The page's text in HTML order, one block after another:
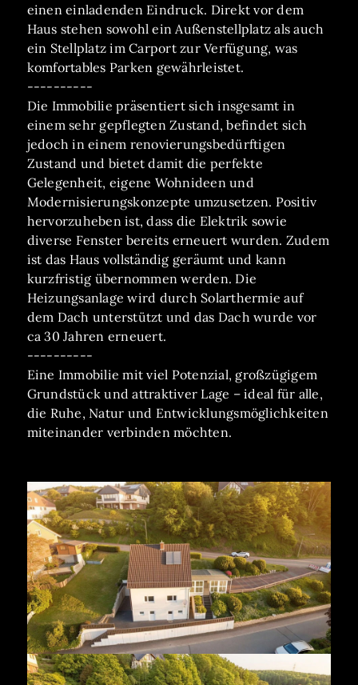
einen einladenden Eindruck. Direkt vor dem
Haus stehen sowohl ein Außenstellplatz als auch
ein Stellplatz im Carport zur Verfügung, was
komfortables Parken gewährleistet.
----------
Die Immobilie präsentiert sich insgesamt in
einem sehr gepflegten Zustand, befindet sich
jedoch in einem renovierungsbedürftigen
Zustand und bietet damit die perfekte
Gelegenheit, eigene Wohnideen und
Modernisierungskonzepte umzusetzen. Positiv
hervorzuheben ist, dass die Elektrik sowie
diverse Fenster bereits erneuert wurden. Zudem
ist das Haus vollständig geräumt und kann
kurzfristig übernommen werden. Die
Heizungsanlage wird durch Solarthermie auf
dem Dach unterstützt und das Dach wurde vor
ca 30 Jahren erneuert.
----------
Eine Immobilie mit viel Potenzial, großzügigem
Grundstück und attraktiver Lage – ideal für alle,
die Ruhe, Natur und Entwicklungsmöglichkeiten
miteinander verbinden möchten.